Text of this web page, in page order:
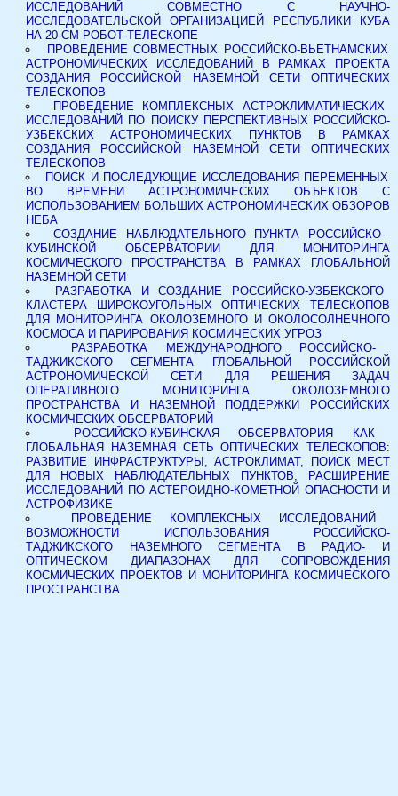
ИССЛЕДОВАНИЙ СОВМЕСТНО С НАУЧНО-
ИССЛЕДОВАТЕЛЬСКОЙ ОРГАНИЗАЦИЕЙ РЕСПУБЛИКИ КУБА
НА 20-СМ РОБОТ-ТЕЛЕСКОПЕ
ПРОВЕДЕНИЕ СОВМЕСТНЫХ РОССИЙСКО-ВЬЕТНАМСКИХ
АСТРОНОМИЧЕСКИХ ИССЛЕДОВАНИЙ В РАМКАХ ПРОЕКТА
СОЗДАНИЯ РОССИЙСКОЙ НАЗЕМНОЙ СЕТИ ОПТИЧЕСКИХ
ТЕЛЕСКОПОВ
ПРОВЕДЕНИЕ КОМПЛЕКСНЫХ АСТРОКЛИМАТИЧЕСКИХ
ИССЛЕДОВАНИЙ ПО ПОИСКУ ПЕРСПЕКТИВНЫХ РОССИЙСКО-
УЗБЕКСКИХ АСТРОНОМИЧЕСКИХ ПУНКТОВ В РАМКАХ
СОЗДАНИЯ РОССИЙСКОЙ НАЗЕМНОЙ СЕТИ ОПТИЧЕСКИХ
ТЕЛЕСКОПОВ
ПОИСК И ПОСЛЕДУЮЩИЕ ИССЛЕДОВАНИЯ ПЕРЕМЕННЫХ
ВО ВРЕМЕНИ АСТРОНОМИЧЕСКИХ ОБЪЕКТОВ С
ИСПОЛЬЗОВАНИЕМ БОЛЬШИХ АСТРОНОМИЧЕСКИХ ОБЗОРОВ
НЕБА
СОЗДАНИЕ НАБЛЮДАТЕЛЬНОГО ПУНКТА РОССИЙСКО-
КУБИНСКОЙ ОБСЕРВАТОРИИ ДЛЯ МОНИТОРИНГА
КОСМИЧЕСКОГО ПРОСТРАНСТВА В РАМКАХ ГЛОБАЛЬНОЙ
НАЗЕМНОЙ СЕТИ
РАЗРАБОТКА И СОЗДАНИЕ РОССИЙСКО-УЗБЕКСКОГО
КЛАСТЕРА ШИРОКОУГОЛЬНЫХ ОПТИЧЕСКИХ ТЕЛЕСКОПОВ
ДЛЯ МОНИТОРИНГА ОКОЛОЗЕМНОГО И ОКОЛОСОЛНЕЧНОГО
КОСМОСА И ПАРИРОВАНИЯ КОСМИЧЕСКИХ УГРОЗ
РАЗРАБОТКА МЕЖДУНАРОДНОГО РОССИЙСКО-
ТАДЖИКСКОГО СЕГМЕНТА ГЛОБАЛЬНОЙ РОССИЙСКОЙ
АСТРОНОМИЧЕСКОЙ СЕТИ ДЛЯ РЕШЕНИЯ ЗАДАЧ
ОПЕРАТИВНОГО МОНИТОРИНГА ОКОЛОЗЕМНОГО
ПРОСТРАНСТВА И НАЗЕМНОЙ ПОДДЕРЖКИ РОССИЙСКИХ
КОСМИЧЕСКИХ ОБСЕРВАТОРИЙ
РОССИЙСКО-КУБИНСКАЯ ОБСЕРВАТОРИЯ КАК
ГЛОБАЛЬНАЯ НАЗЕМНАЯ СЕТЬ ОПТИЧЕСКИХ ТЕЛЕСКОПОВ:
РАЗВИТИЕ ИНФРАСТРУКТУРЫ, АСТРОКЛИМАТ, ПОИСК МЕСТ
ДЛЯ НОВЫХ НАБЛЮДАТЕЛЬНЫХ ПУНКТОВ, РАСШИРЕНИЕ
ИССЛЕДОВАНИЙ ПО АСТЕРОИДНО-КОМЕТНОЙ ОПАСНОСТИ И
АСТРОФИЗИКЕ
ПРОВЕДЕНИЕ КОМПЛЕКСНЫХ ИССЛЕДОВАНИЙ
ВОЗМОЖНОСТИ ИСПОЛЬЗОВАНИЯ РОССИЙСКО-
ТАДЖИКСКОГО НАЗЕМНОГО СЕГМЕНТА В РАДИО- И
ОПТИЧЕСКОМ ДИАПАЗОНАХ ДЛЯ СОПРОВОЖДЕНИЯ
КОСМИЧЕСКИХ ПРОЕКТОВ И МОНИТОРИНГА КОСМИЧЕСКОГО
ПРОСТРАНСТВА